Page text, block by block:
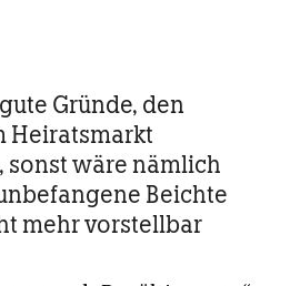
Gründe, den
Heiratsmarkt
sonst wäre nämlich
Beichte
mehr vorstellbar